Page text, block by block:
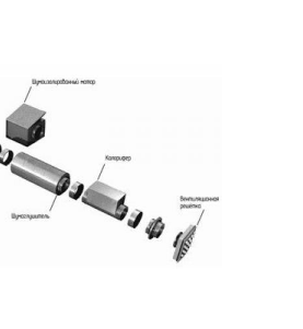
Бюджетная вентиляция